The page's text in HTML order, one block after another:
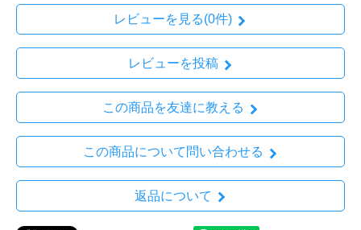
レビューを見る(0件)
レビューを投稿
この商品を友達に教える
この商品について問い合わせる
返品について